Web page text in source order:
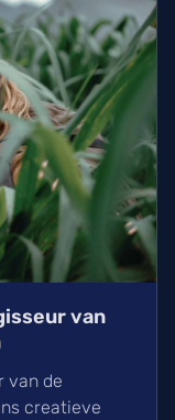
van
van de
creatieve